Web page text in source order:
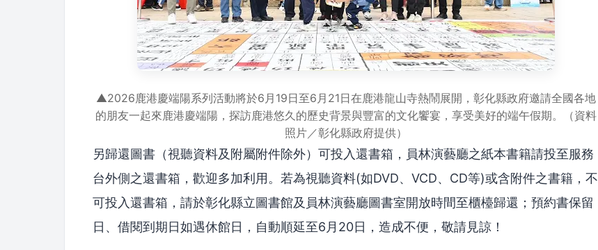
▲2026鹿港慶端陽系列活動將於6月19日至6月21日在鹿港龍山寺熱鬧展開，彰化縣政府邀請全國各地
的朋友一起來鹿港慶端陽，探訪鹿港悠久的歷史背景與豐富的文化饗宴，享受美好的端午假期。（資料
照片／彰化縣政府提供）
另歸還圖書（視聽資料及附屬附件除外）可投入還書箱，員林演藝廳之紙本書籍請投至服務
台外側之還書箱，歡迎多加利用。若為視聽資料(如DVD、VCD、CD等)或含附件之書籍，不
可投入還書箱，請於彰化縣立圖書館及員林演藝廳圖書室開放時間至櫃檯歸還；預約書保留
日、借閱到期日如遇休館日，自動順延至6月20日，造成不便，敬請見諒！